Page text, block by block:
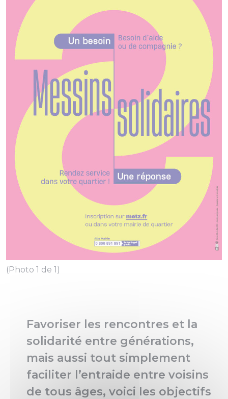
(Photo 1 de 1)
Favoriser les rencontres et la
solidarité entre générations,
mais aussi tout simplement
faciliter l’entraide entre voisins
de tous âges, voici les objectifs